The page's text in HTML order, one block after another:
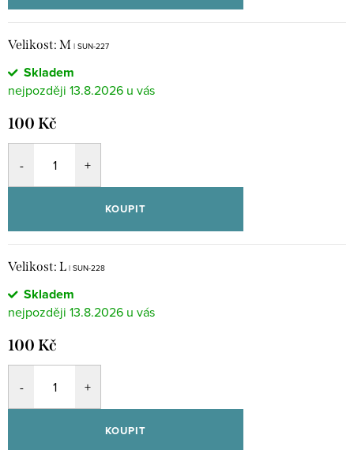
Velikost: M | SUN-227
Skladem
13.8.2026
100 Kč
KOUPIT
Velikost: L | SUN-228
Skladem
13.8.2026
100 Kč
KOUPIT